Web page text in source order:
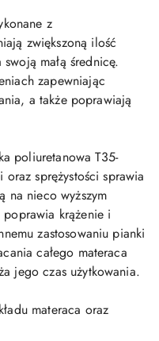
z
zwiększoną ilość
małą średnicę.
zapewniając
a także poprawiają
poliuretanowa T35-
oraz sprężystości sprawia
na nieco wyższym
krążenie i
zastosowaniu pianki
całego materaca
jego czas użytkowania.
materaca oraz